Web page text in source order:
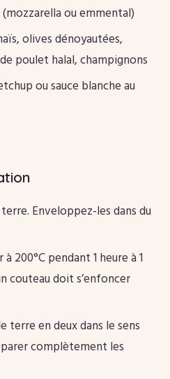
ou emmental)
olives dénoyautées,
poulet halal, champignons
ou sauce blanche au
Enveloppez-les dans du
200°C pendant 1 heure à 1
couteau doit s’enfoncer
terre en deux dans le sens
complètement les